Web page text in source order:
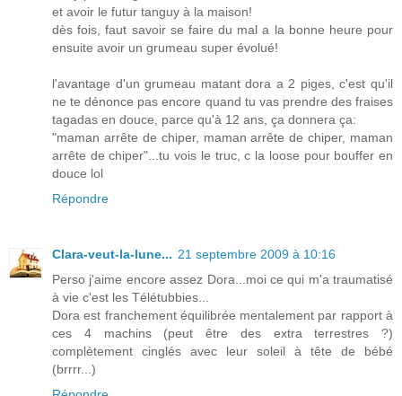
et avoir le futur tanguy à la maison!
dès fois, faut savoir se faire du mal a la bonne heure pour
ensuite avoir un grumeau super évolué!
l'avantage d'un grumeau matant dora a 2 piges, c'est qu'il
ne te dénonce pas encore quand tu vas prendre des fraises
tagadas en douce, parce qu'à 12 ans, ça donnera ça:
"maman arrête de chiper, maman arrête de chiper, maman
arrête de chiper"...tu vois le truc, c la loose pour bouffer en
douce lol
Répondre
Clara-veut-la-lune... 21 septembre 2009 à 10:16
Perso j'aime encore assez Dora...moi ce qui m'a traumatisé
à vie c'est les Télétubbies...
Dora est franchement équilibrée mentalement par rapport à
ces 4 machins (peut être des extra terrestres ?)
complètement cinglés avec leur soleil à tête de bébé
(brrrr...)